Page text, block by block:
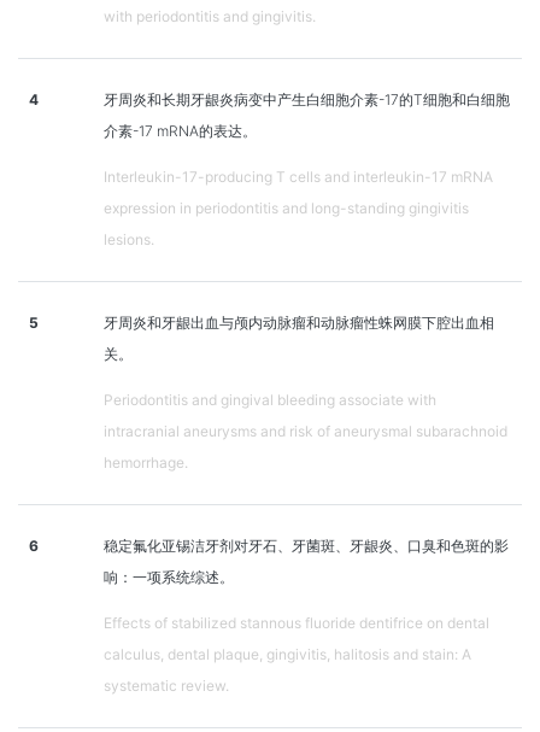
with periodontitis and gingivitis.
4
牙周炎和长期牙龈炎病变中产生白细胞介素-17的T细胞和白细胞
介素-17 mRNA的表达。
Interleukin-17-producing T cells and interleukin-17 mRNA
expression in periodontitis and long-standing gingivitis
lesions.
5
牙周炎和牙龈出血与颅内动脉瘤和动脉瘤性蛛网膜下腔出血相
关。
Periodontitis and gingival bleeding associate with
intracranial aneurysms and risk of aneurysmal subarachnoid
hemorrhage.
6
稳定氟化亚锡洁牙剂对牙石、牙菌斑、牙龈炎、口臭和色斑的影
响：一项系统综述。
Effects of stabilized stannous fluoride dentifrice on dental
calculus, dental plaque, gingivitis, halitosis and stain: A
systematic review.